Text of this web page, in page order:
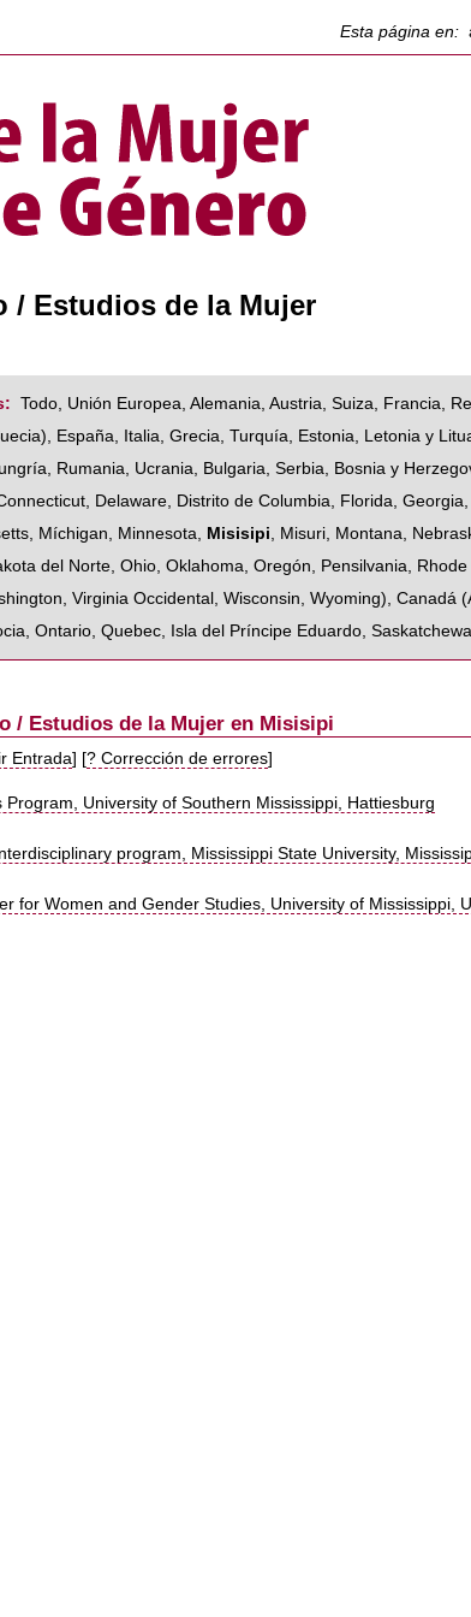
Esta página en:
/ Estudios de la Mujer
Todo, Unión Europea,Alemania,Austria,Suiza, Francia,
), España, Italia,Grecia,Turquía, Estonia, Letonia y
, Rumania, Ucrania, Bulgaria,Serbia, Bosnia y
, Delaware, Distrito de Columbia, Florida,Georgia,
, Míchigan, Minnesota, Misisipi, Misuri, Montana,
del Norte,Ohio,Oklahoma,Oregón, Pensilvania, Rhode
,Virginia Occidental ,Wisconsin,Wyoming),Canadá (
,Ontario,Quebec, Isla del Príncipe Eduardo,
/ Estudios de la Mujer en Misisipi
Entrada] [? Corrección de errores]
Program, University of Southern Mississippi, Hattiesburg
program, Mississippi State University,
for Women and Gender Studies, University of Mississippi,